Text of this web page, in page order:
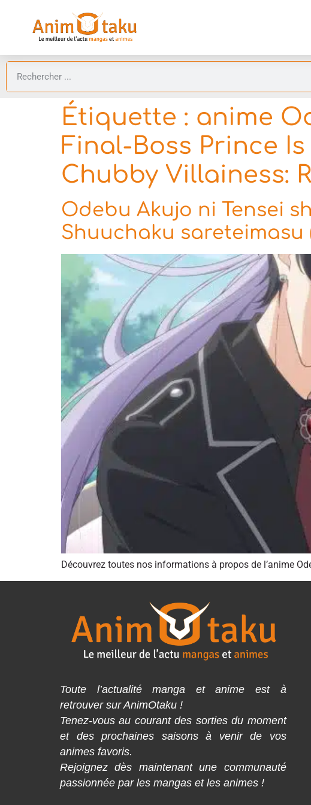
Étiquette : anime
Final-Boss Prince
Chubby Villainess:
Odebu Akujo ni Tensei
Shuuchaku sareteimasu
Découvrez toutes nos informations à propos de l’anime
Toute l’actualité manga et anime est à
retrouver sur AnimOtaku !
Tenez-vous au courant des sorties du moment
et des prochaines saisons à venir de vos
animes favoris.
Rejoignez dès maintenant une communauté
passionnée par les mangas et les animes !